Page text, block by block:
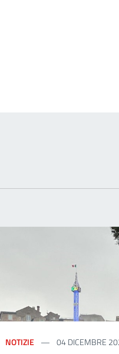
NOTIZIE 04 DICEMBRE